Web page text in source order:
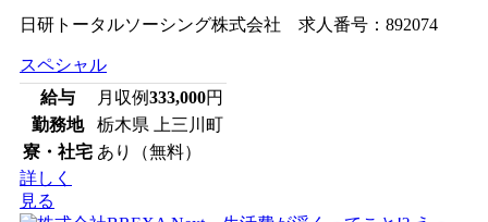
日研トータルソーシング株式会社 求人番号：892074
スペシャル
給与
月収例333,000円
勤務地
栃木県 上三川町
寮・社宅 あり（無料）
詳しく
見る